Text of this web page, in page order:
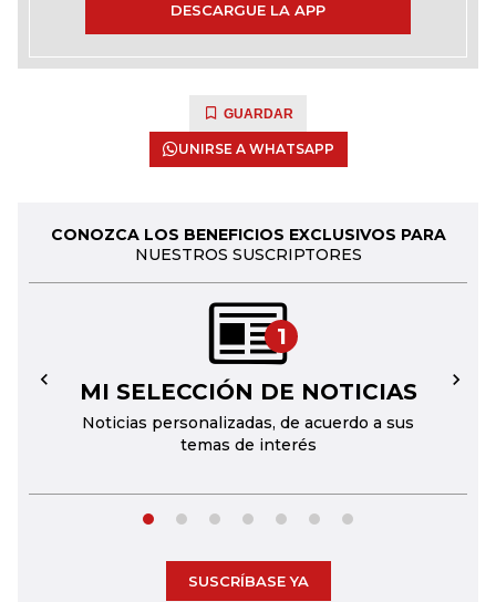
DESCARGUE LA APP
GUARDAR
UNIRSE A WHATSAPP
CONOZCA LOS BENEFICIOS EXCLUSIVOS PARA
NUESTROS SUSCRIPTORES
1
MI SELECCIÓN DE NOTICIAS
Noticias personalizadas, de acuerdo a sus
temas de interés
← →
SUSCRÍBASE YA